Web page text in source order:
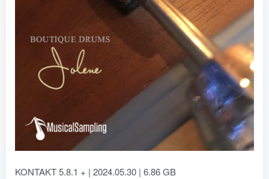
KONTAKT 5.8.1 + | 2024.05.30 | 6.86 GB